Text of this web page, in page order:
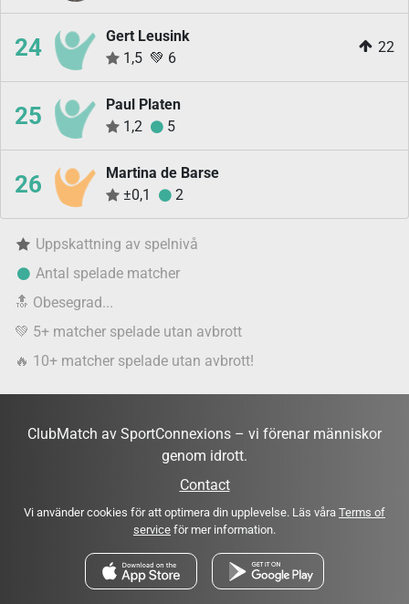
24
Gert Leusink
1,5 💚 6
22
25
Paul Platen
1,2
5
26
Martina de Barse
±0,1
2
Uppskattning av spelnivå
Antal spelade matcher
🔝 Obesegrad...
💚 5+ matcher spelade utan avbrott
🔥 10+ matcher spelade utan avbrott!
ClubMatch av SportConnexions – vi förenar människor
genom idrott.
Contact
Vi använder cookies för att optimera din upplevelse. Läs våra Terms of
service för mer information.